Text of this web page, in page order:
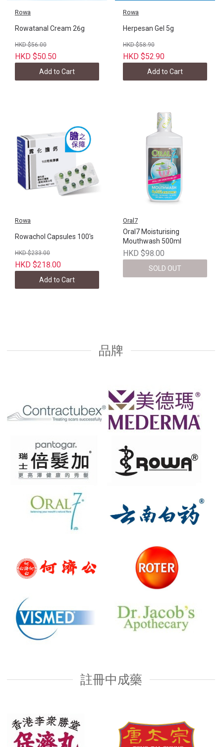
Rowa
Rowatanal Cream 26g
HKD $56.00
HKD $50.50
Add to Cart
Rowa
Herpesan Gel 5g
HKD $58.90
HKD $52.90
Add to Cart
Rowa
Rowachol Capsules 100's
HKD $233.00
HKD $218.00
Add to Cart
Oral7
Oral7 Moisturising
Mouthwash 500ml
HKD $98.00
SOLD OUT
品牌
註冊中成藥